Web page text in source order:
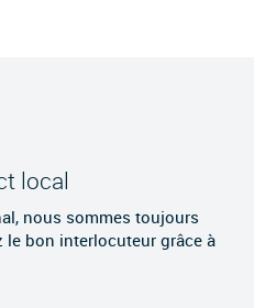
local
nous sommes toujours
le bon interlocuteur grâce à